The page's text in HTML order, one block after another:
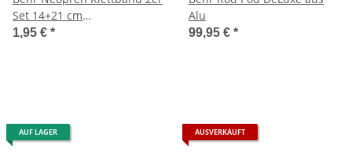
Set 14+21 cm
Rutenklettband
1,95 € *
Alu
99,95 € *
AUF LAGER AUSVERKAUFT